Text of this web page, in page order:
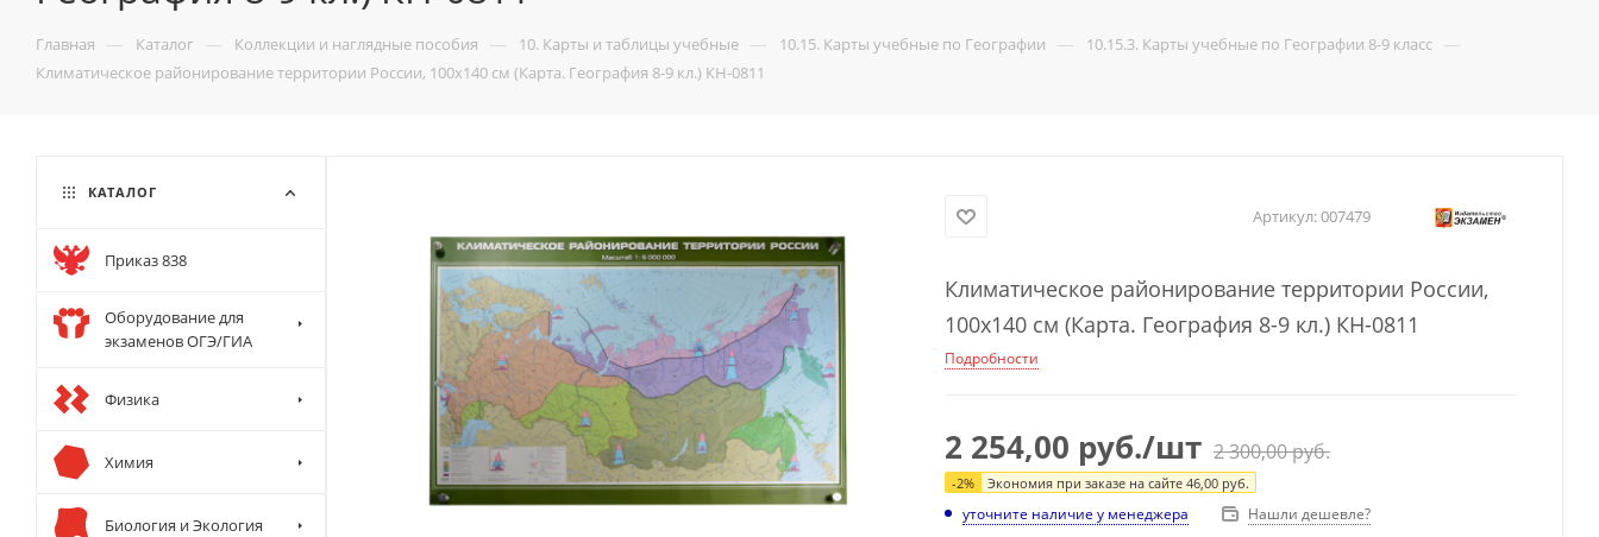
Главная — Каталог — Коллекции и наглядные пособия — 10. Карты и таблицы учебные — 10.15. Карты учебные по Географии — 10.15.3. Карты учебные по Географии 8-9 класс —
Климатическое районирование территории России, 100x140 см (Карта. География 8-9 кл.) КН-0811
Артикул:007479
Климатическое районирование территории России,
100x140 см (Карта. География 8-9 кл.) КН-0811
Подробности
2 254,00 руб./шт 2 300,00руб.
-2% Экономия при заказе на сайте 46,00 руб.
уточните наличие у менеджера Нашли дешевле?
КАТАЛОГ
Приказ 838
Оборудование для
экзаменов ОГЭ/ГИА
Физика
Химия
Биология и Экология